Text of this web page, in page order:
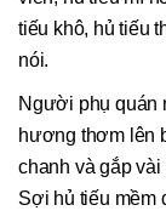
tiếu khô, hủ tiếu
nói.
Người phụ quán
hương thơm lên
chanh và gắp
Sợi hủ tiếu mềm